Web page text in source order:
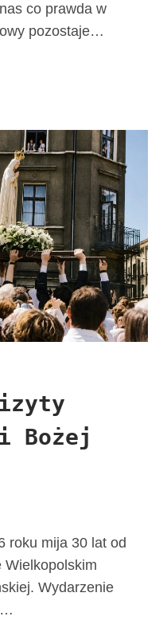
co prawda w
pozostaje…
Bożej
roku mija 30 lat od
Wielkopolskim
Wydarzenie